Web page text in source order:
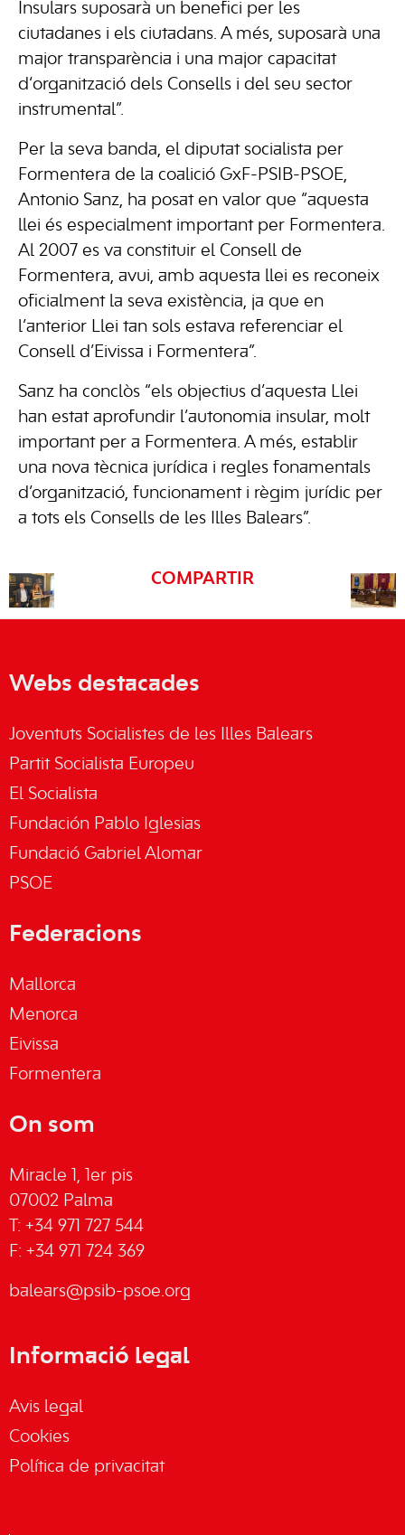
Insulars suposarà un benefici per les
ciutadanes i els ciutadans. A més, suposarà una
major transparència i una major capacitat
d‘organització dels Consells i del seu sector
instrumental”.
Per la seva banda, el diputat socialista per
Formentera de la coalició GxF-PSIB-PSOE,
Antonio Sanz, ha posat en valor que “aquesta
llei és especialment important per Formentera.
Al 2007 es va constituir el Consell de
Formentera, avui, amb aquesta llei es reconeix
oficialment la seva existència, ja que en
l’anterior Llei tan sols estava referenciar el
Consell d’Eivissa i Formentera”.
Sanz ha conclòs “els objectius d’aquesta Llei
han estat aprofundir l’autonomia insular, molt
important per a Formentera. A més, establir
una nova tècnica jurídica i regles fonamentals
d’organització, funcionament i règim jurídic per
a tots els Consells de les Illes Balears”.
COMPARTIR
Webs destacades
Joventuts Socialistes de les Illes Balears
Partit Socialista Europeu
El Socialista
Fundación Pablo Iglesias
Fundació Gabriel Alomar
PSOE
Federacions
Mallorca
Menorca
Eivissa
Formentera
On som
Miracle 1, 1er pis
07002 Palma
T: +34 971 727 544
F: +34 971 724 369
balears@psib-psoe.org
Informació legal
Avis legal
Cookies
Política de privacitat